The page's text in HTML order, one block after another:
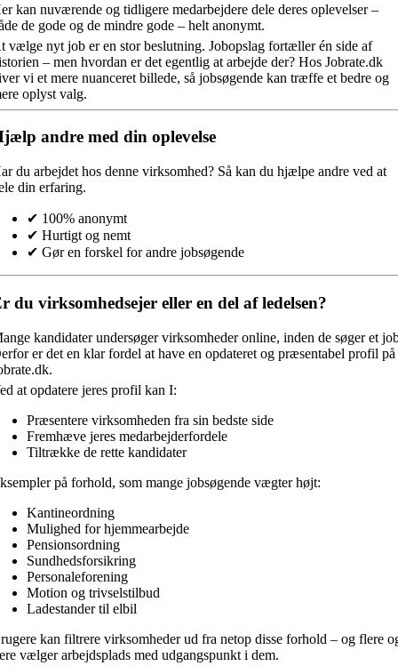
kan nuværende og tidligere medarbejdere dele deres oplevelser –
de gode og de mindre gode – helt anonymt.
vælge nyt job er en stor beslutning. Jobopslag fortæller én side af
– men hvordan er det egentlig at arbejde der? Hos Jobrate.dk
vi et mere nuanceret billede, så jobsøgende kan træffe et bedre og
oplyst valg.
andre med din oplevelse
du arbejdet hos denne virksomhed? Så kan du hjælpe andre ved at
din erfaring.
✔ 100% anonymt
✔ Hurtigt og nemt
✔ Gør en forskel for andre jobsøgende
du virksomhedsejer eller en del af ledelsen?
kandidater undersøger virksomheder online, inden de søger et
er det en klar fordel at have en opdateret og præsentabel profil på
at opdatere jeres profil kan I:
Præsentere virksomheden fra sin bedste side
Fremhæve jeres medarbejderfordele
Tiltrække de rette kandidater
på forhold, som mange jobsøgende vægter højt:
Kantineordning
Mulighed for hjemmearbejde
Pensionsordning
Sundhedsforsikring
Personaleforening
Motion og trivselstilbud
Ladestander til elbil
kan filtrere virksomheder ud fra netop disse forhold – og flere
vælger arbejdsplads med udgangspunkt i dem.